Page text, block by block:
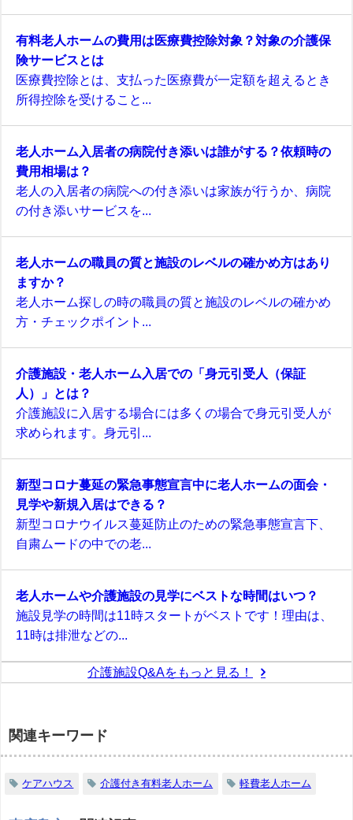
有料老人ホームの費用は医療費控除対象？対象の介護保
険サービスとは
医療費控除とは、支払った医療費が一定額を超えるとき
所得控除を受けること...
老人ホーム入居者の病院付き添いは誰がする？依頼時の
費用相場は？
老人の入居者の病院への付き添いは家族が行うか、病院
の付き添いサービスを...
老人ホームの職員の質と施設のレベルの確かめ方はあり
ますか？
老人ホーム探しの時の職員の質と施設のレベルの確かめ
方・チェックポイント...
介護施設・老人ホーム入居での「身元引受人（保証
人）」とは？
介護施設に入居する場合には多くの場合で身元引受人が
求められます。身元引...
新型コロナ蔓延の緊急事態宣言中に老人ホームの面会・
見学や新規入居はできる？
新型コロナウイルス蔓延防止のための緊急事態宣言下、
自粛ムードの中での老...
老人ホームや介護施設の見学にベストな時間はいつ？
施設見学の時間は11時スタートがベストです！理由は、
11時は排泄などの...
介護施設Q&Aをもっと見る！
関連キーワード
ケアハウス 介護付き有料老人ホーム 軽費老人ホーム